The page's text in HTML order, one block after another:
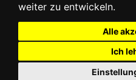
weiter zu entwickeln.
Alle
Ich